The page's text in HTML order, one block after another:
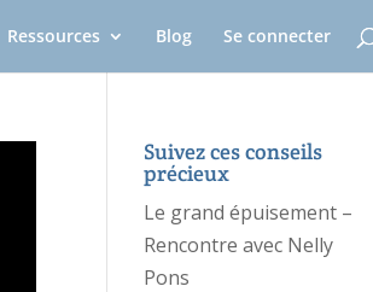
Ressources Blog Se connecter
Suivez ces conseils
précieux
Le grand épuisement –
Rencontre avec Nelly
Pons